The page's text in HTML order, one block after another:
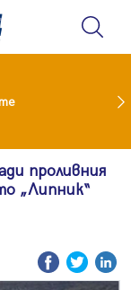
проливния
„Липник“